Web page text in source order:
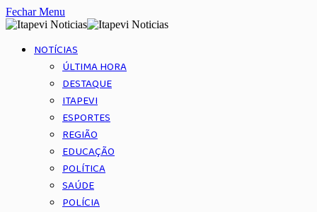
Fechar Menu
NOTÍCIAS
ÚLTIMA HORA
DESTAQUE
ITAPEVI
ESPORTES
REGIÃO
EDUCAÇÃO
POLÍTICA
SAÚDE
POLÍCIA